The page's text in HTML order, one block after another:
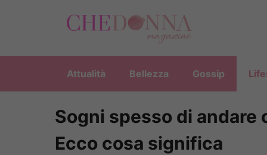
Attualità Bellezza Gossip
Sogni spesso di
Ecco cosa significa